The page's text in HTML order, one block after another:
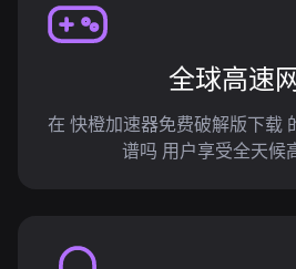
全球高速
在 快橙加速器免费破解版下载
谱吗 用户享受全天候